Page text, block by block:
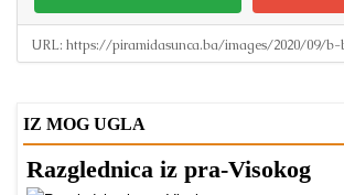
URL: https://piramidasunca.ba/images/2020/09/
IZ MOG UGLA
Razglednica iz pra-Visokog